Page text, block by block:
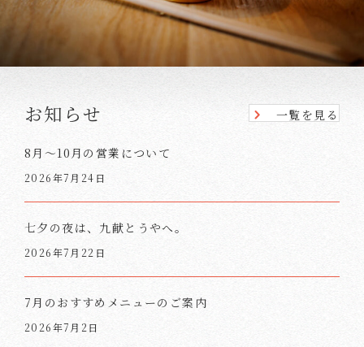
お知らせ 一覧を見る
8月～10月の営業について
2026年7月24日
七夕の夜は、九献とうやへ。
2026年7月22日
7月のおすすめメニューのご案内
2026年7月2日